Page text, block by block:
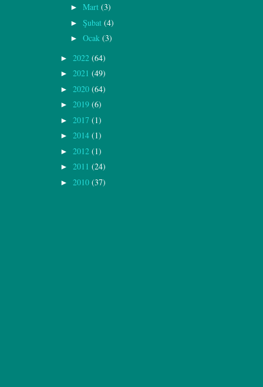
► Mart (3)
► Şubat (4)
► Ocak (3)
► 2022 (64)
► 2021 (49)
► 2020 (64)
► 2019 (6)
► 2017 (1)
► 2014 (1)
► 2012 (1)
► 2011 (24)
► 2010 (37)